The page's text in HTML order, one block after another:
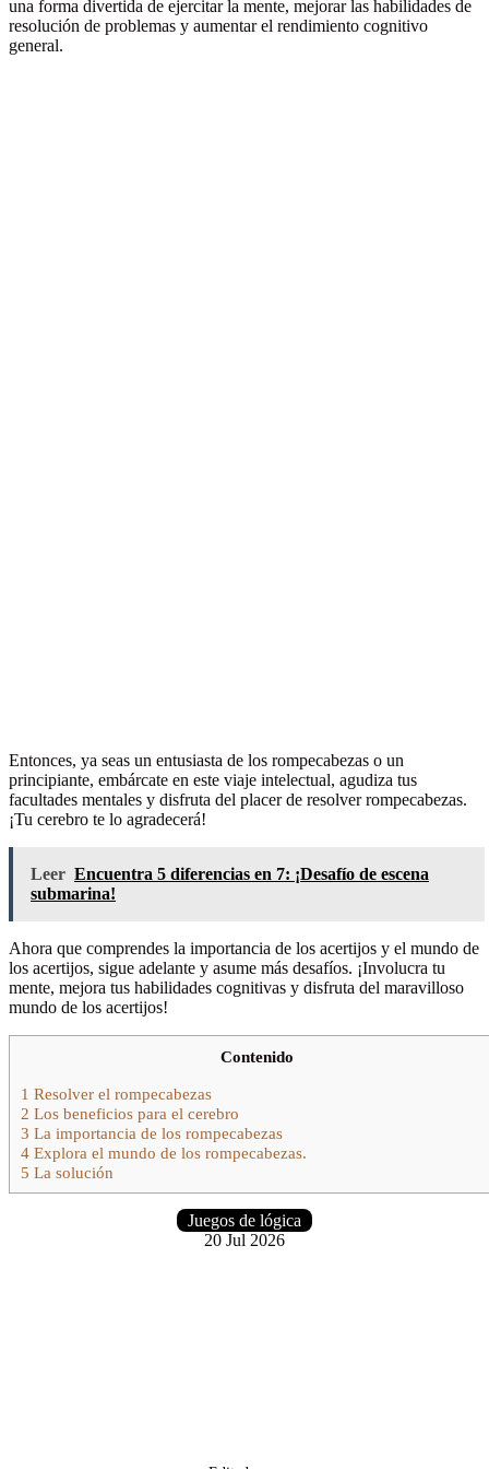
una forma divertida de ejercitar la mente, mejorar las habilidades de
resolución de problemas y aumentar el rendimiento cognitivo
general.
Entonces, ya seas un entusiasta de los rompecabezas o un
principiante, embárcate en este viaje intelectual, agudiza tus
facultades mentales y disfruta del placer de resolver rompecabezas.
¡Tu cerebro te lo agradecerá!
Leer Encuentra 5 diferencias en 7: ¡Desafío de escena
submarina!
Ahora que comprendes la importancia de los acertijos y el mundo de
los acertijos, sigue adelante y asume más desafíos. ¡Involucra tu
mente, mejora tus habilidades cognitivas y disfruta del maravilloso
mundo de los acertijos!
Contenido
1 Resolver el rompecabezas
2 Los beneficios para el cerebro
3 La importancia de los rompecabezas
4 Explora el mundo de los rompecabezas.
5 La solución
Juegos de lógica
20 Jul 2026